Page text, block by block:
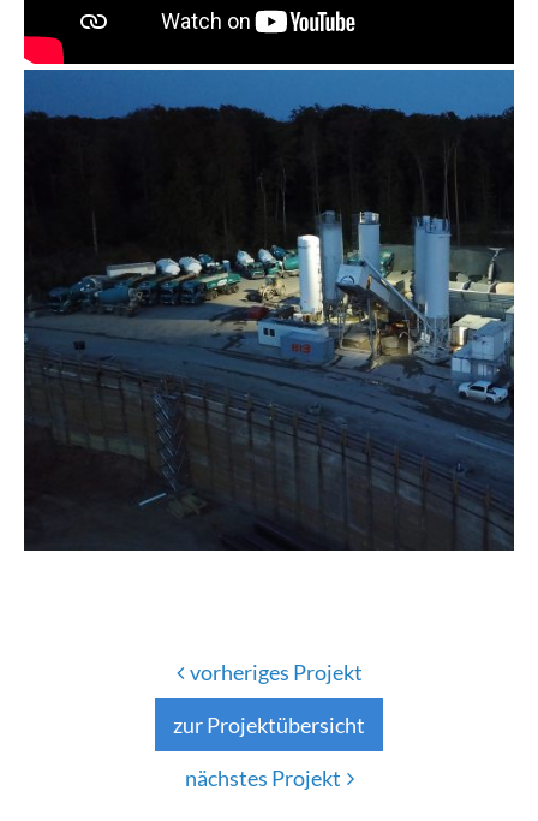
vorheriges Projekt
zur Projektübersicht
nächstes Projekt